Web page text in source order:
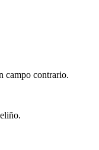
campo contrario.